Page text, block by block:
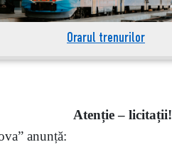
Orarul trenurilor
Atenție – licitații!
anunță: